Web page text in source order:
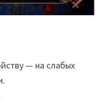
— на слабых